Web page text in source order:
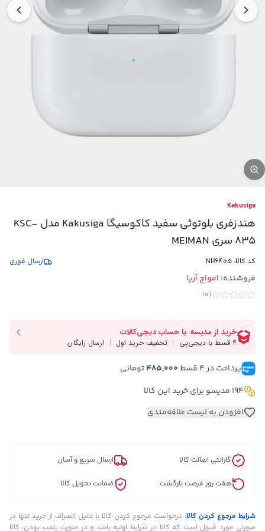
Kakusiga
هندزفری بلوتوثی سفید کاکوسیگا Kakusiga مدل KSC-
835 سری MEIMAN
کد کالا: NH6405 ارسال فوری
فروشنده: امواج آریا
(
0
)
پرداخت در ۴ قسط 485,000 تومانی
194 مدیسو برای خرید این کالا
افزودن به لیست علاقه‌مندی
گارانتی اصالت کالا ارسال سریع و آسان
هفت روز فرصت بازگشت ضمانت تحویل کالا
شرایط مرجوع کردن کالا: درخواست مرجوع کردن کالا با دلیل انصراف از خرید تنها در
صورتی مورد قبول است که کالا در شرایط اولیه باشد و در صورت پلمب بودن، کالا